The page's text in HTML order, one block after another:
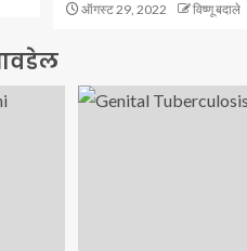
ऑगस्ट 29, 2022 विष्णू बदाले